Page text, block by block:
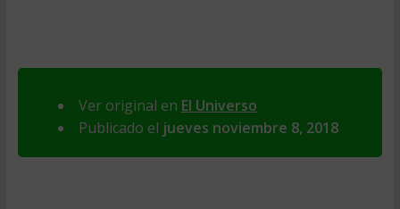
Ver original en El Universo
Publicado el jueves noviembre 8, 2018